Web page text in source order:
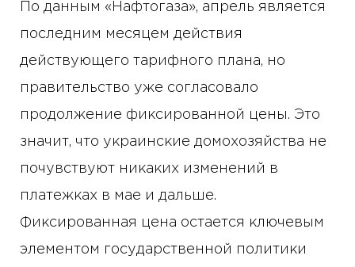
По данным «Нафтогаза», апрель является
последним месяцем действия
действующего тарифного плана, но
правительство уже согласовало
продолжение фиксированной цены. Это
значит, что украинские домохозяйства не
почувствуют никаких изменений в
платежках в мае и дальше.
Фиксированная цена остается ключевым
элементом государственной политики